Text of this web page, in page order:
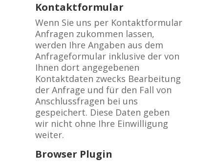
Kontaktformular
Wenn Sie uns per Kontaktformular
Anfragen zukommen lassen,
werden Ihre Angaben aus dem
Anfrageformular inklusive der von
Ihnen dort angegebenen
Kontaktdaten zwecks Bearbeitung
der Anfrage und für den Fall von
Anschlussfragen bei uns
gespeichert. Diese Daten geben
wir nicht ohne Ihre Einwilligung
weiter.
Browser Plugin